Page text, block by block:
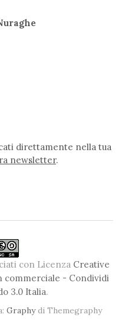
direttamente nella tua
newsletter.
con Licenza Creative
commerciale - Condividi
3.0 Italia.
Graphydi Themegraphy